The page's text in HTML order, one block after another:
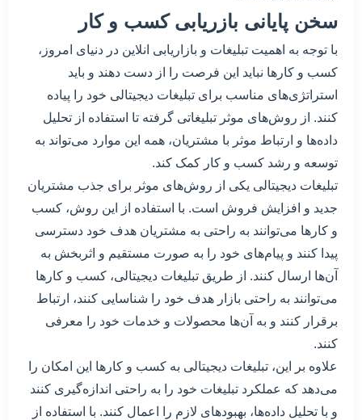
سخن پایانی بازریابی کسب و کار
با توجه به اهمیت تبلیغات و بازاریابی انلاین در دنیای امروز،
کسب و کارها نباید این فرصت را از دست دهند و باید
استراتژی‌های مناسب برای تبلیغات دیجیتالی خود را پیاده
کنند. از روش‌های موثر تبلیغاتی گرفته تا استفاده از تحلیل
داده‌ها و ارتباط موثر با مشتریان، همه این موارد می‌تواند به
توسعه و رشد کسب و کار کمک کند.
تبلیغات دیجیتالی یکی از روش‌های موثر برای جذب مشتریان
جدید و افزایش فروش است. با استفاده از این روش، کسب
و کارها می‌توانند به راحتی به مشتریان هدف خود دسترسی
پیدا کنند و پیام‌های خود را به صورت مستقیم و اثربخش به
آن‌ها ارسال کنند. از طریق تبلیغات دیجیتالی، کسب و کارها
می‌توانند به راحتی بازار هدف خود را شناسایی کنند، ارتباط
برقرار کنند و به آن‌ها محصولات و خدمات خود را معرفی
کنند.
علاوه بر این، تبلیغات دیجیتالی به کسب و کارها این امکان را
می‌دهد که عملکرد تبلیغات خود را به راحتی اندازه‌گیری کنند
و با تحلیل داده‌ها، بهبودهای لازم را اعمال کنند. با استفاده از